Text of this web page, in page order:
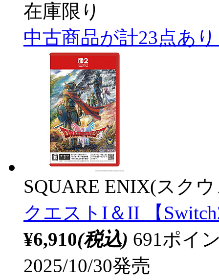
在庫限り
中古商品が計23点あ
SQUARE ENIX(スク
クエストI＆II 【
¥6,910(税込) 691ポイ
2025/10/30発売